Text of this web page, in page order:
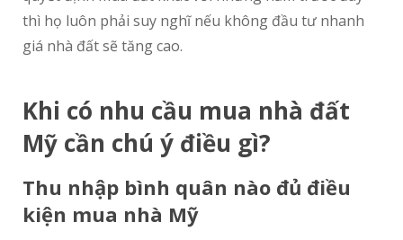
thì họ luôn phải suy nghĩ nếu không đầu tư nhanh
giá nhà đất sẽ tăng cao.
Khi có nhu cầu mua nhà đất
Mỹ cần chú ý điều gì?
Thu nhập bình quân nào đủ điều
kiện mua nhà Mỹ